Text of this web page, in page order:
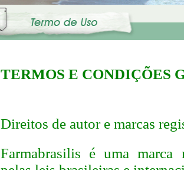
TERMOS E CONDIÇÕES
Direitos de autor e marcas
Farmabrasilis é uma marca